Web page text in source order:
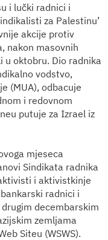
i lučki radnici i
za Palestinu’
akcije protiv
nakon masovnih
u oktobru. Dio radnika
vodstvo,
(MUA), odbacuje
i redovnom
putuje za Izrael iz
mjeseca
Sindikata radnika
i aktivistkinje
radnici i
decembarskim
zemljama
Siteu (WSWS).